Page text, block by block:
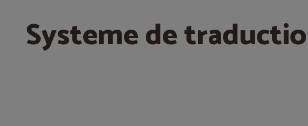
Systeme de